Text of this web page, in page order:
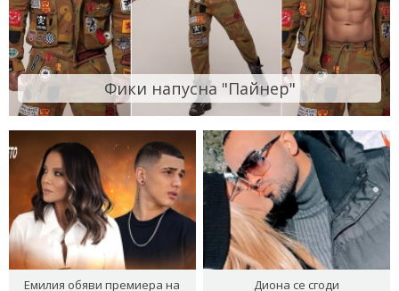
Фики напусна "Пайнер"
Емилия обяви премиера на
Диона се сгоди